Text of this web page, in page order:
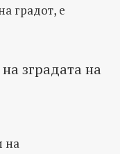
градот, е
зградата на
на